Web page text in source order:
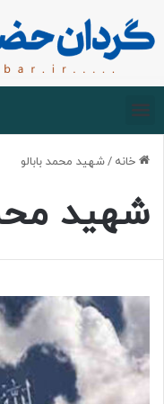
خانه /شهید محمد بابالو
شهید